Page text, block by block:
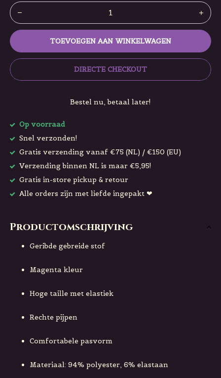
TOEVOEGEN AAN WINKELWAGEN
DIRECTE CHECKOUT
Bestel nu, betaal later!
Op voorraad
Snel verzonden!
Gratis verzending vanaf €75 (NL) / €150 (EU)
Verzending binnen NL is maar €5,95!
Gratis in-store pickup & retour
Alle orders zijn met liefde ingepakt ❤
Productomschrijving
Geribde gebreide stof
Magenta kleur
Hoge taille met elastiek
Rechte pijpen
Comfortabele pasvorm
Materiaal: 94% polyester, 6% elastaan